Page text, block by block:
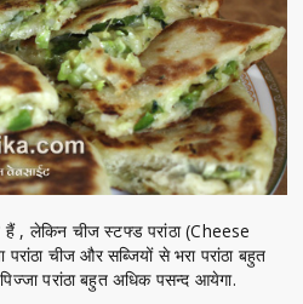
, लेकिन चीज स्टफ्ड परांठा (Cheese
चीज और सब्जियों से भरा परांठा बहुत
परांठा बहुत अधिक पसन्द आयेगा.